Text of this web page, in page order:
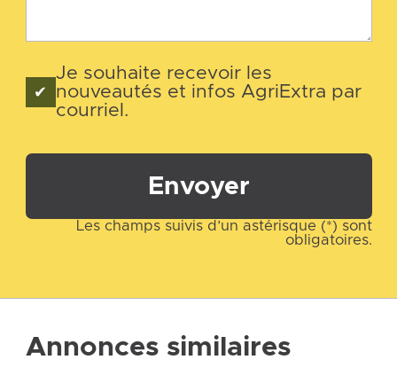
Je souhaite recevoir les
nouveautés et infos AgriExtra par
courriel.
Envoyer
Les champs suivis d’un astérisque (*) sont
obligatoires.
Annonces similaires